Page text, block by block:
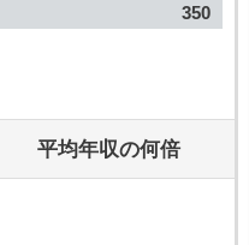
350
平均年収の何倍